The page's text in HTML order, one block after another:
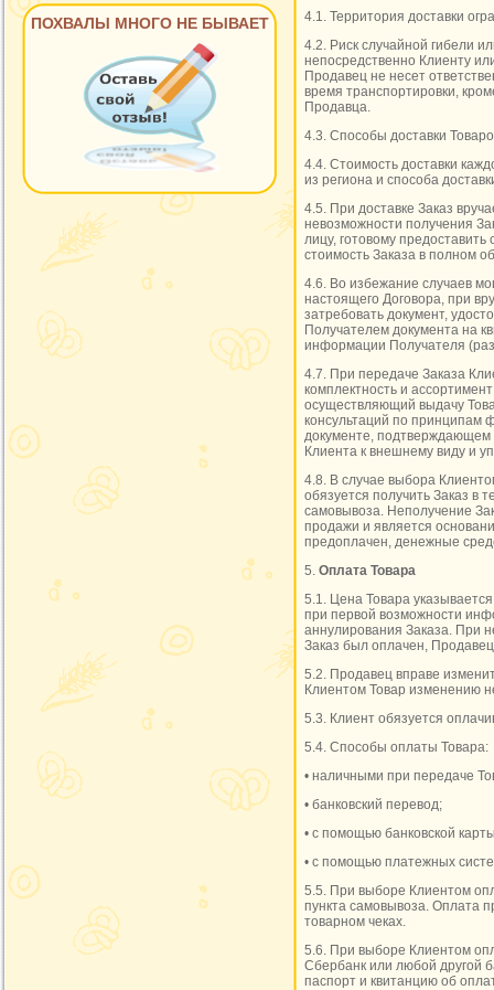
ПОХВАЛЫ МНОГО НЕ БЫВАЕТ
4.1. Территория доставки
4.2. Риск случайной гибели
непосредственно Клиенту
Продавец не несет
время транспортировки,
Продавца.
4.3. Способы доставки
4.4. Стоимость доставки
из региона и способа
4.5. При доставке Заказ
невозможности получения
лицу, готовому
стоимость Заказа в полном
4.6. Во избежание случаев
настоящего Договора, при
затребовать документ,
Получателем документа на
информации Получателя
4.7. При передаче Заказа
комплектность и
осуществляющий выдачу
консультаций по принципам
документе, подтверждающем
Клиента к внешнему виду и
4.8. В случае выбора
обязуется получить Заказ в
самовывоза. Неполучение
продажи и является
предоплачен, денежные
5. Оплата Товара
5.1. Цена Товара
при первой возможности
аннулирования Заказа. При
Заказ был оплачен,
5.2. Продавец вправе
Клиентом Товар изменению
5.3. Клиент обязуется
5.4. Способы оплаты Товара:
• наличными при передаче
• банковский перевод;
• с помощью банковской
• с помощью платежных
5.5. При выборе Клиентом
пункта самовывоза. Оплата
товарном чеках.
5.6. При выборе Клиентом
Сбербанк или любой другой
паспорт и квитанцию об